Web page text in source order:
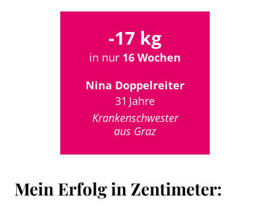
-17 kg
in nur 16 Wochen
Nina Doppelreiter
31 Jahre
Krankenschwester
aus Graz
Mein Erfolg in Zentimeter: